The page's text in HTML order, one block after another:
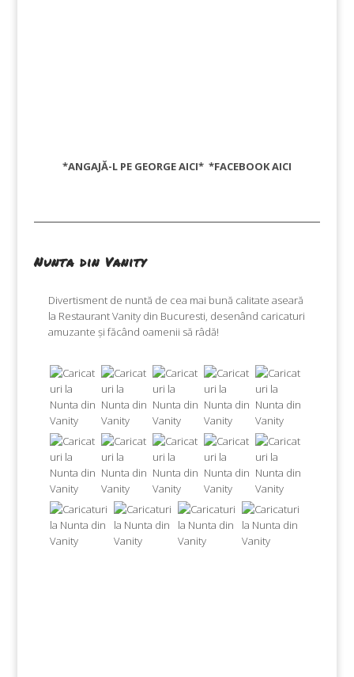
*ANGAJĂ-L PE GEORGEAICI* *FACEBOOKAICI
Nunta din Vanity
Divertisment de nuntă de cea mai bună calitate aseară
la Restaurant Vanity din Bucuresti, desenând caricaturi
amuzante și făcând oamenii să râdă!